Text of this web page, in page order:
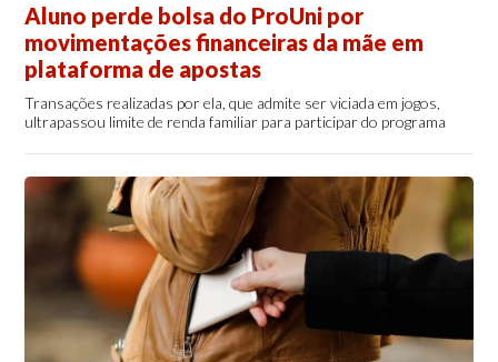
Aluno perde bolsa do ProUni por
movimentações financeiras da mãe em
plataforma de apostas
Transações realizadas por ela, que admite ser viciada em jogos,
ultrapassou limite de renda familiar para participar do programa